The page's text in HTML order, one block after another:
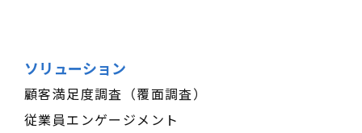
ソリューション
顧客満足度調査（覆面調査）
従業員エンゲージメント